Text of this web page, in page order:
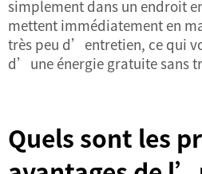
simplement dans un endroit
mettent immédiatement en
très peu d’entretien, ce qui
d’une énergie gratuite sans
Quels sont les